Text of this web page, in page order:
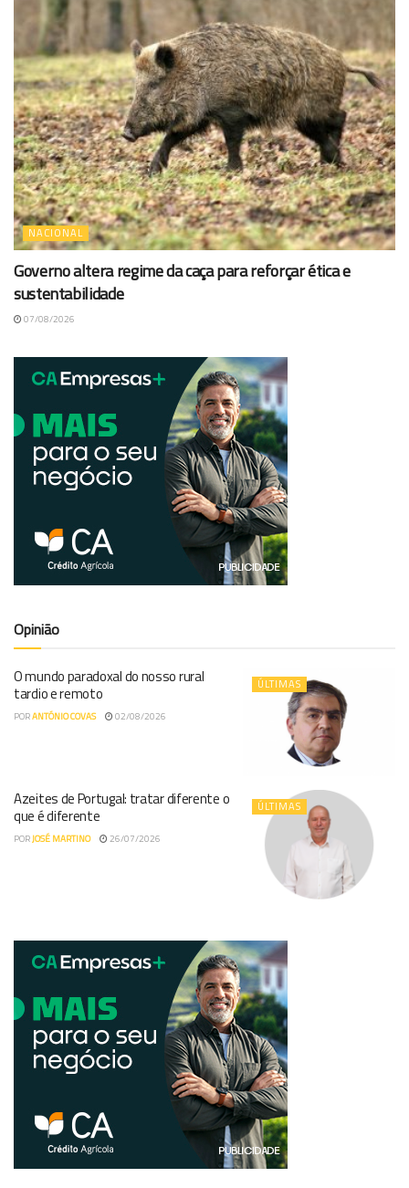
NACIONAL
Governo altera regime da caça para reforçar ética e
sustentabilidade
07/08/2026
Opinião
ÚLTIMAS
O mundo paradoxal do nosso rural
tardio e remoto
PORANTÓNIO COVAS 02/08/2026
ÚLTIMAS
Azeites de Portugal: tratar diferente o
que é diferente
PORJOSÉ MARTINO 26/07/2026